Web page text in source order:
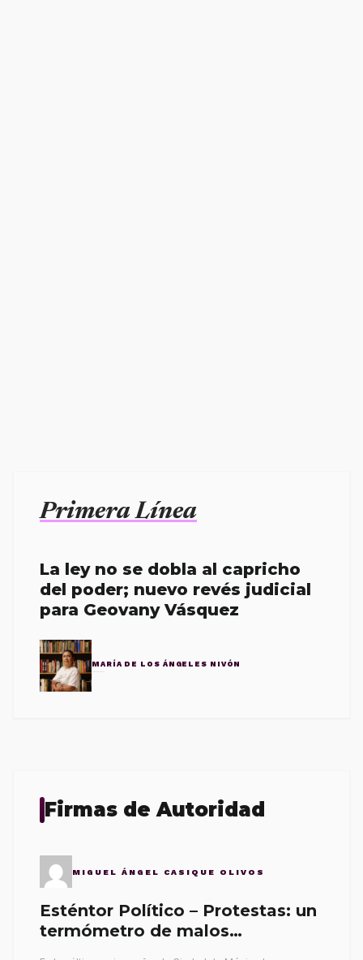
Primera Línea
La ley no se dobla al capricho
del poder; nuevo revés judicial
para Geovany Vásquez
MARÍA DE LOS ÁNGELES NIVÓN
Firmas de Autoridad
MIGUEL ÁNGEL CASIQUE OLIVOS
Esténtor Político – Protestas: un
termómetro de malos